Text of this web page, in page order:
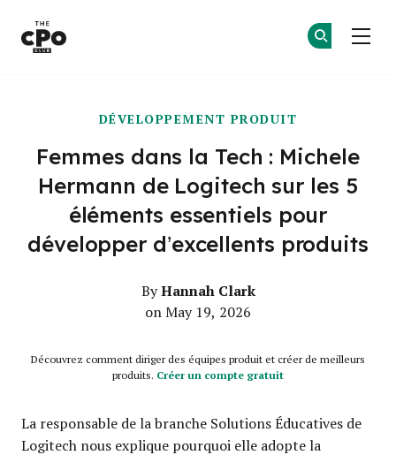
DÉVELOPPEMENT PRODUIT
Femmes dans la Tech : Michele
Hermann de Logitech sur les 5
éléments essentiels pour
développer d’excellents produits
ByHannah Clark
on May 19, 2026
Découvrez comment diriger des équipes produit et créer de meilleurs
produits. Créer un compte gratuit
La responsable de la branche Solutions Éducatives de
Logitech nous explique pourquoi elle adopte la